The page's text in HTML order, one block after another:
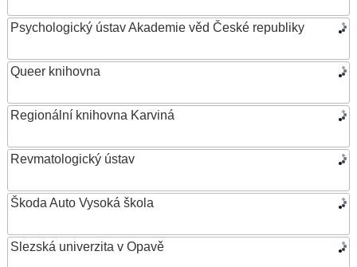
Psychologický ústav Akademie věd České republiky
Queer knihovna
Regionální knihovna Karviná
Revmatologický ústav
Škoda Auto Vysoká škola
Slezská univerzita v Opavě